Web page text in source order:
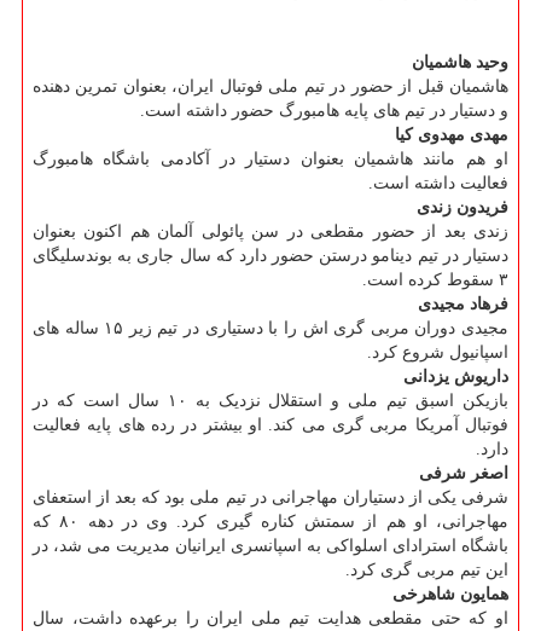
وحید هاشمیان
هاشمیان قبل از حضور در تیم ملی فوتبال ایران، بعنوان تمرین دهنده
و دستیار در تیم های پایه هامبورگ حضور داشته است.
مهدی مهدوی کیا
او هم مانند هاشمیان بعنوان دستیار در آکادمی باشگاه هامبورگ
فعالیت داشته است.
فریدون زندی
زندی بعد از حضور مقطعی در سن پائولی آلمان هم اکنون بعنوان
دستیار در تیم دینامو درستن حضور دارد که سال جاری به بوندسلیگای
۳ سقوط کرده است.
فرهاد مجیدی
مجیدی دوران مربی گری اش را با دستیاری در تیم زیر ۱۵ ساله های
اسپانیول شروع کرد.
داریوش یزدانی
بازیکن اسبق تیم ملی و استقلال نزدیک به ۱۰ سال است که در
فوتبال آمریکا مربی گری می کند. او بیشتر در رده های پایه فعالیت
دارد.
اصغر شرفی
شرفی یکی از دستیاران مهاجرانی در تیم ملی بود که بعد از استعفای
مهاجرانی، او هم از سمتش کناره گیری کرد. وی در دهه ۸۰ که
باشگاه استرادای اسلواکی به اسپانسری ایرانیان مدیریت می شد، در
این تیم مربی گری کرد.
همایون شاهرخی
او که حتی مقطعی هدایت تیم ملی ایران را برعهده داشت، سال